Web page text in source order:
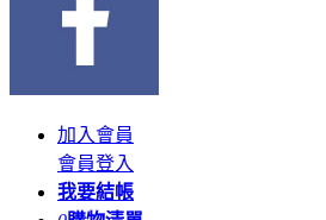
加入會員
會員登入
我要結帳